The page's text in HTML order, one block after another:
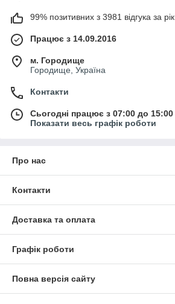
99% позитивних з 3981 відгука за рік
Працює з 14.09.2016
м. Городище
Городище, Україна
Контакти
Сьогодні працює з 07:00 до 15:00
Показати весь графік роботи
Про нас
Контакти
Доставка та оплата
Графік роботи
Повна версія сайту